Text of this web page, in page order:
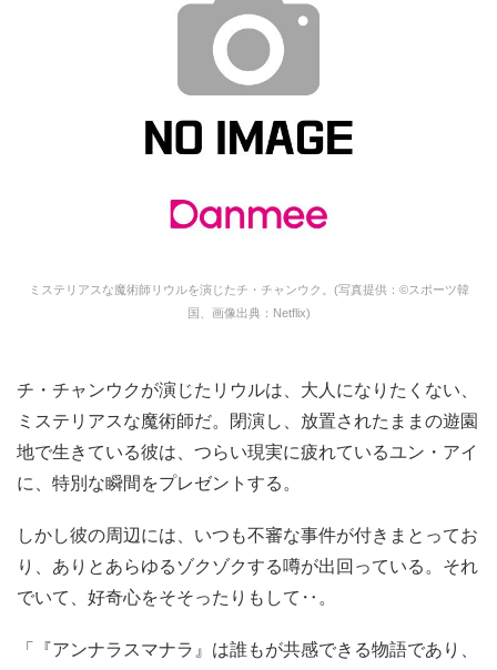
ミステリアスな魔術師リウルを演じたチ・チャンウク。(写真提供：©スポーツ韓
国、画像出典：Netflix)
チ・チャンウクが演じたリウルは、大人になりたくない、
ミステリアスな魔術師だ。閉演し、放置されたままの遊園
地で生きている彼は、つらい現実に疲れているユン・アイ
に、特別な瞬間をプレゼントする。
しかし彼の周辺には、いつも不審な事件が付きまとってお
り、ありとあらゆるゾクゾクする噂が出回っている。それ
でいて、好奇心をそそったりもして‥。
「『アンナラスマナラ』は誰もが共感できる物語であり、